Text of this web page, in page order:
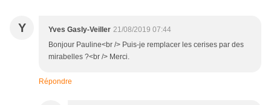
Y Yves Gasly-Veiller 21/08/2019 07:44
Bonjour Pauline<br /> Puis-je remplacer les cerises par des
mirabelles ?<br /> Merci.
Répondre